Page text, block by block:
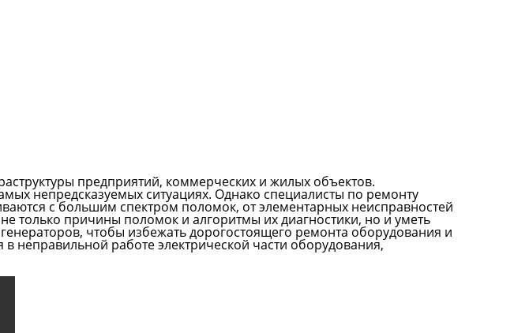
предприятий, коммерческих и жилых объектов.
непредсказуемых ситуациях. Однако специалисты по ремонту
с большим спектром поломок, от элементарных неисправностей
только причины поломок и алгоритмы их диагностики, но и уметь
чтобы избежать дорогостоящего ремонта оборудования и
неправильной работе электрической части оборудования,